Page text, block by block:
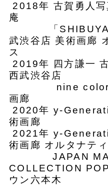
2018年 古賀勇人
庵
「SHIBUYA
武渋谷店 美術画廊
ス
2019年 四方謙一
西武渋谷店
nine colors
画廊
2020年 y-
術画廊
2021年 y-
術画廊 オルタナテ
JAPAN
COLLECTION
ウン六本木